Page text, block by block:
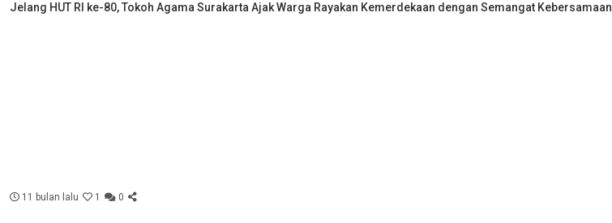
Jelang HUT RI ke-80, Tokoh Agama Surakarta Ajak Warga Rayakan Kemerdekaan dengan Semangat Kebersamaan
11 bulan lalu 1 0